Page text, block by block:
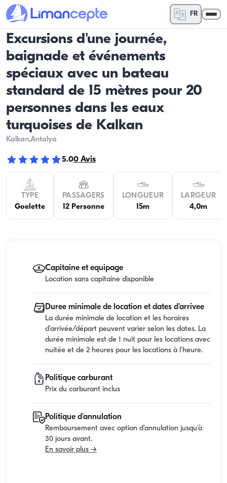
FR
Excursions d'une journée,
baignade et événements
spéciaux avec un bateau
standard de 15 mètres pour 20
personnes dans les eaux
turquoises de Kalkan
Kalkan,Antalya
5.00 Avis
TYPE
Goelette
PASSAGERS
12 Personne
LONGUEUR
15m
LARGEUR
4,0m
Capitaine et equipage
Location sans capitaine disponible
Duree minimale de location et dates d'arrivee
La durée minimale de location et les horaires
d'arrivée/départ peuvent varier selon les dates. La
durée minimale est de 1 nuit pour les locations avec
nuitée et de 2 heures pour les locations à l'heure.
Politique carburant
Prix du carburant inclus
Politique d'annulation
Remboursement avec option d'annulation jusqu'à
30 jours avant.
En savoir plus →